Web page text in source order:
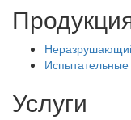
Услуги